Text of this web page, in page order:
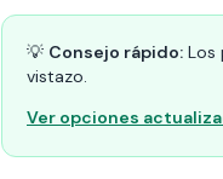
💡 Consejo rápido: Los
vistazo.
Ver opciones